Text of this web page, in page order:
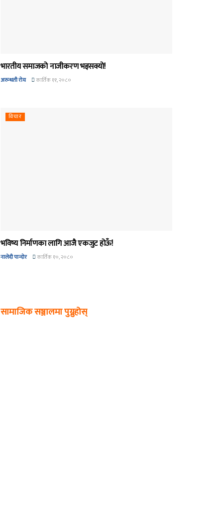
भारतीय समाजको नाजीकरण भइसक्यो!
अरुन्धती रोय कार्तिक ११, २०८०
विचार
भविष्य निर्माणका लागि आजै एकजुट होऊँ!
नालेदी पान्दोर कार्तिक १०, २०८०
सामाजिक सञ्जालमा पुग्नुहोस्